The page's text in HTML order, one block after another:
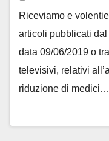
Riceviamo e
articoli pubblicati
data 09/06/2019 o
televisivi, relativi
riduzione di medici…